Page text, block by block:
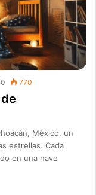
0 770
México, un
estrellas. Cada
en una nave